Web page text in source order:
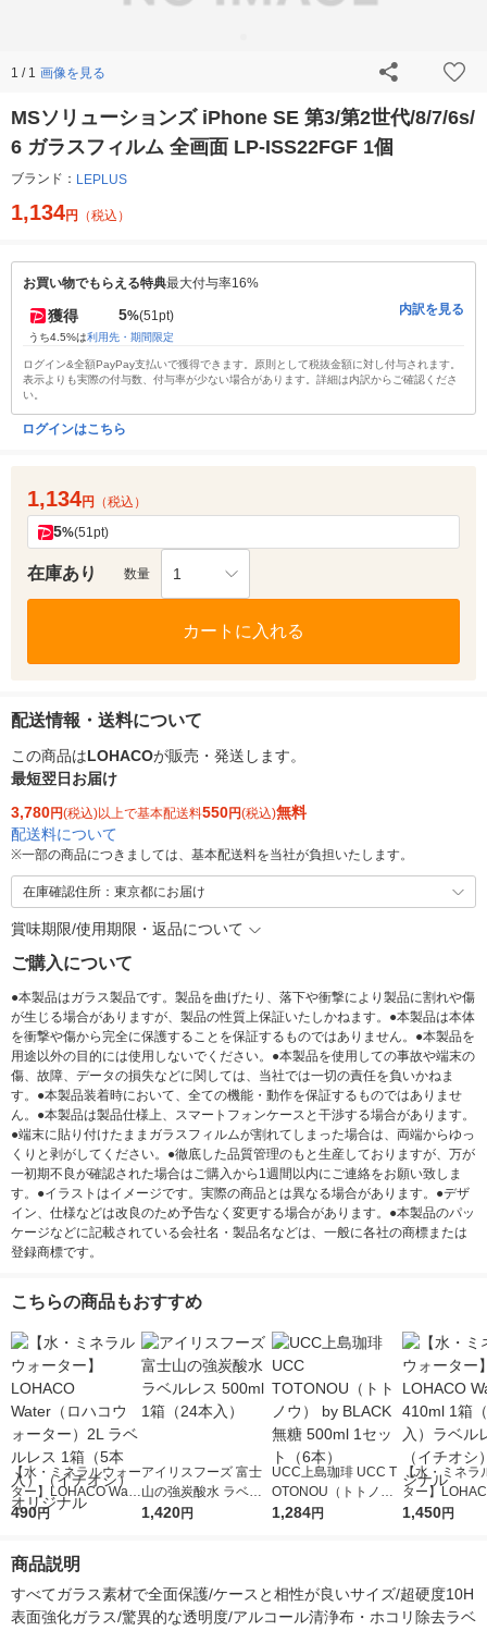
1 / 1 画像を見る
MSソリューションズ iPhone SE 第3/第2世代/8/7/6s/
6 ガラスフィルム 全画面 LP-ISS22FGF 1個
ブランド： LEPLUS
1,134円 （税込）
お買い物でもらえる特典最大付与率16%
獲得 5%(51pt)
うち4.5%は利用先・期間限定
内訳を見る
ログイン&全額PayPay支払いで獲得できます。原則として税抜金額に対し付与されます。
表示よりも実際の付与数、付与率が少ない場合があります。詳細は内訳からご確認くださ
い。
ログインはこちら
1,134円 （税込）
5%(51pt)
在庫あり 数量 1
カートに入れる
配送情報・送料について
この商品はLOHACOが販売・発送します。
最短翌日お届け
3,780円(税込)以上で基本配送料550円(税込)無料
配送料について
※一部の商品につきましては、基本配送料を当社が負担いたします。
在庫確認住所：東京都にお届け
賞味期限/使用期限・返品について
ご購入について
●本製品はガラス製品です。製品を曲げたり、落下や衝撃により製品に割れや傷
が生じる場合がありますが、製品の性質上保証いたしかねます。●本製品は本体
を衝撃や傷から完全に保護することを保証するものではありません。●本製品を
用途以外の目的には使用しないでください。●本製品を使用しての事故や端末の
傷、故障、データの損失などに関しては、当社では一切の責任を負いかねま
す。●本製品装着時において、全ての機能・動作を保証するものではありませ
ん。●本製品は製品仕様上、スマートフォンケースと干渉する場合があります。
●端末に貼り付けたままガラスフィルムが割れてしまった場合は、両端からゆっ
くりと剥がしてください。●徹底した品質管理のもと生産しておりますが、万が
一初期不良が確認された場合はご購入から1週間以内にご連絡をお願い致しま
す。●イラストはイメージです。実際の商品とは異なる場合があります。●デザ
イン、仕様などは改良のため予告なく変更する場合があります。●本製品のパッ
ケージなどに記載されている会社名・製品名などは、一般に各社の商標または
登録商標です。
こちらの商品もおすすめ
【水・ミネラルウォー
ター】LOHACO Wate
r（ロハコウォータ
シ） オリジナル
490円
アイリスフーズ 富士
山の強炭酸水 ラベル
レス 500ml 1箱（24
1,420円
UCC上島珈琲 UCC T
OTONOU（トトノ
ウ） by BLACK無糖 5
1,284円
【水・ミネラ
ター】
r 410ml 1箱（
1,450円
商品説明
すべてガラス素材で全面保護/ケースと相性が良いサイズ/超硬度10H
表面強化ガラス/驚異的な透明度/アルコール清浄布・ホコリ除去ラベ